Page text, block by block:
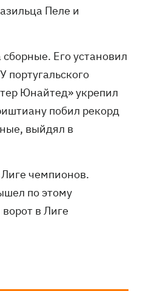
Пеле и
Его установил
Юнайтед» укрепил
побил рекорд
выйдял в
чемпионов.
по этому
в Лиге